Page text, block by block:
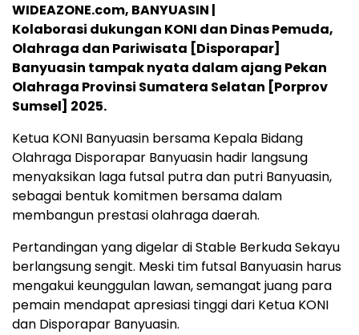
WIDEAZONE.com, BANYUASIN |
Kolaborasi dukungan KONI dan Dinas Pemuda,
Olahraga dan Pariwisata [Disporapar]
Banyuasin tampak nyata dalam ajang Pekan
Olahraga Provinsi Sumatera Selatan [Porprov
Sumsel] 2025.
Ketua KONI Banyuasin bersama Kepala Bidang
Olahraga Disporapar Banyuasin hadir langsung
menyaksikan laga futsal putra dan putri Banyuasin,
sebagai bentuk komitmen bersama dalam
membangun prestasi olahraga daerah.
Pertandingan yang digelar di Stable Berkuda Sekayu
berlangsung sengit. Meski tim futsal Banyuasin harus
mengakui keunggulan lawan, semangat juang para
pemain mendapat apresiasi tinggi dari Ketua KONI
dan Disporapar Banyuasin.